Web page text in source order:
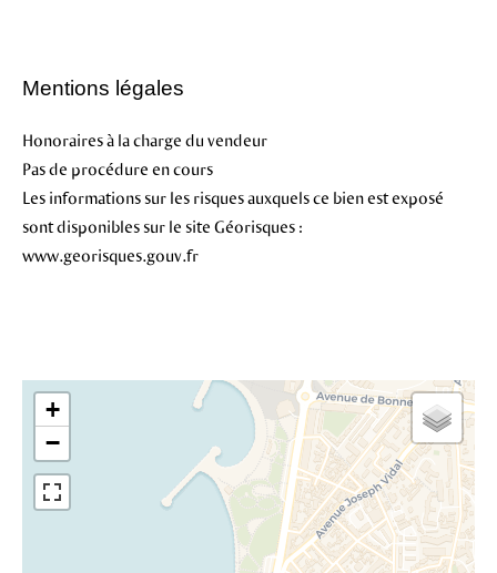
Mentions légales
Honoraires à la charge du vendeur
Pas de procédure en cours
Les informations sur les risques auxquels ce bien est exposé
sont disponibles sur le site Géorisques :
www.georisques.gouv.fr
+
−